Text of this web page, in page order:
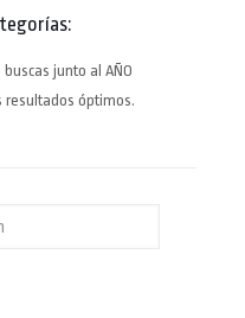
junto al AÑO
resultados óptimos.